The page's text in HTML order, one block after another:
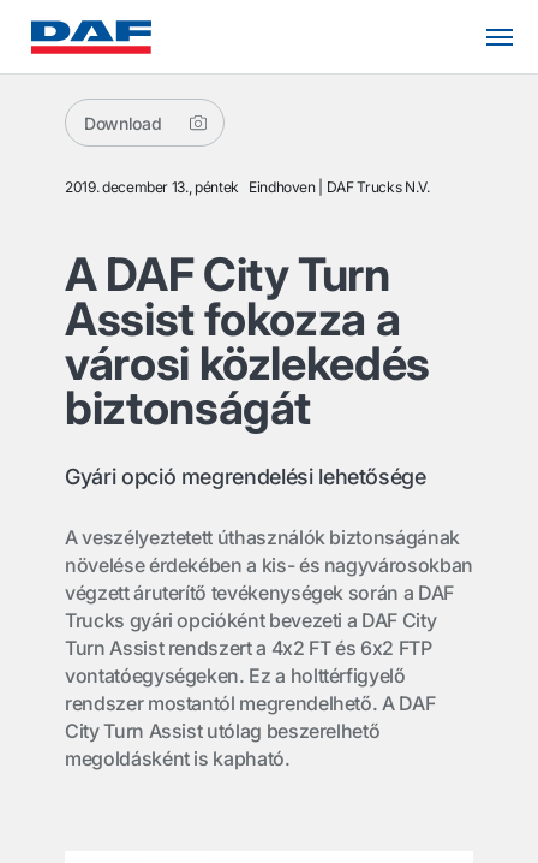
Download
2019. december 13., péntek Eindhoven DAF Trucks N.V.
A DAF City Turn
Assist fokozza a
városi közlekedés
biztonságát
Gyári opció megrendelési lehetősége
A veszélyeztetett úthasználók biztonságának
növelése érdekében a kis- és nagyvárosokban
végzett áruterítő tevékenységek során a DAF
Trucks gyári opcióként bevezeti a DAF City
Turn Assist rendszert a 4x2 FT és 6x2 FTP
vontatóegységeken. Ez a holttérfigyelő
rendszer mostantól megrendelhető. A DAF
City Turn Assist utólag beszerelhető
megoldásként is kapható.